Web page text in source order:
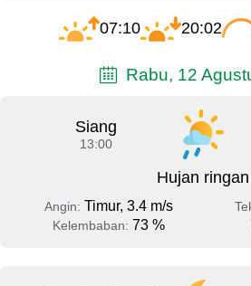
07:10 20:02
Rabu, 12
Siang
13:00
Hujan ringan
Angin: Timur, 3.4 m/s
Kelembaban: 73 %